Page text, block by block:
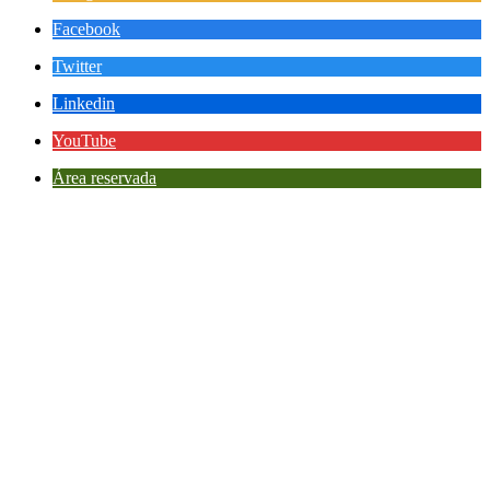
Facebook
Twitter
Linkedin
YouTube
Área reservada